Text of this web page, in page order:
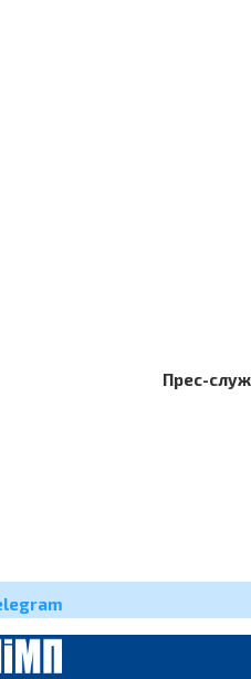
Прес-